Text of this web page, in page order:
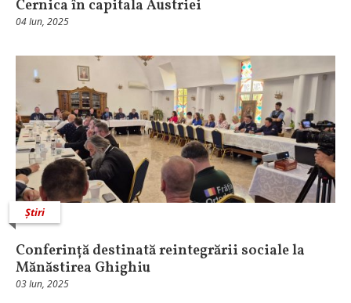
Cernica în capitala Austriei
04 Iun, 2025
Știri
Conferință destinată reintegrării sociale la
Mănăstirea Ghighiu
03 Iun, 2025